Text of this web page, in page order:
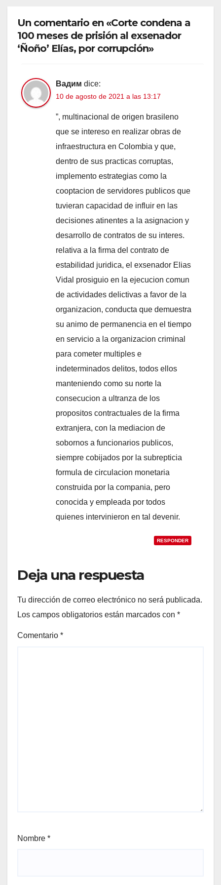
Un comentario en «Corte condena a
100 meses de prisión al exsenador
‘Ñoño’ Elías, por corrupción»
Вадим dice:
10 de agosto de 2021 a las 13:17
”, multinacional de origen brasileno
que se intereso en realizar obras de
infraestructura en Colombia y que,
dentro de sus practicas corruptas,
implemento estrategias como la
cooptacion de servidores publicos que
tuvieran capacidad de influir en las
decisiones atinentes a la asignacion y
desarrollo de contratos de su interes.
relativa a la firma del contrato de
estabilidad juridica, el exsenador Elias
Vidal prosiguio en la ejecucion comun
de actividades delictivas a favor de la
organizacion, conducta que demuestra
su animo de permanencia en el tiempo
en servicio a la organizacion criminal
para cometer multiples e
indeterminados delitos, todos ellos
manteniendo como su norte la
consecucion a ultranza de los
propositos contractuales de la firma
extranjera, con la mediacion de
sobornos a funcionarios publicos,
siempre cobijados por la subrepticia
formula de circulacion monetaria
construida por la compania, pero
conocida y empleada por todos
quienes intervinieron en tal devenir.
RESPONDER
Deja una respuesta
Tu dirección de correo electrónico no será publicada.
Los campos obligatorios están marcados con *
Comentario *
Nombre *